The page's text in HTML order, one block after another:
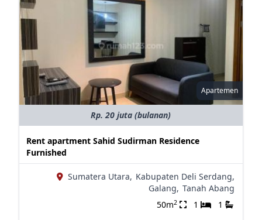
Apartemen
Rp. 20 juta (bulanan)
Rent apartment Sahid Sudirman Residence
Furnished
Sumatera Utara, Kabupaten Deli Serdang,
Galang, Tanah Abang
50m2 1 1